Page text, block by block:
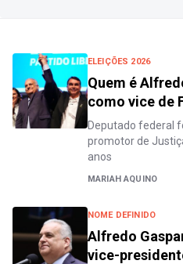
ELEIÇÕES 2026
Quem é
como vice de
Deputado federal
promotor de
anos
MARIAH AQUINO
NOME DEFINIDO
Alfredo
vice-